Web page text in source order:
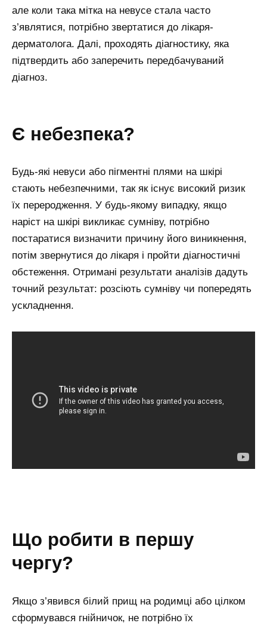
але коли така мітка на невусе стала часто
з’являтися, потрібно звертатися до лікаря-
дерматолога. Далі, проходять діагностику, яка
підтвердить або заперечить передбачуваний
діагноз.
є небезпека?
Будь-які невуси або пігментні плями на шкірі
стають небезпечними, так як існує високий ризик
їх переродження. У будь-якому випадку, якщо
наріст на шкірі викликає сумніву, потрібно
постаратися визначити причину його виникнення,
потім звернутися до лікаря і пройти діагностичні
обстеження. Отримані результати аналізів дадуть
точний результат: розсіють сумніву чи попередять
ускладнення.
що робити в першу
чергу?
Якщо з’явився білий прищ на родимці або цілком
сформувався гнійничок, не потрібно їх